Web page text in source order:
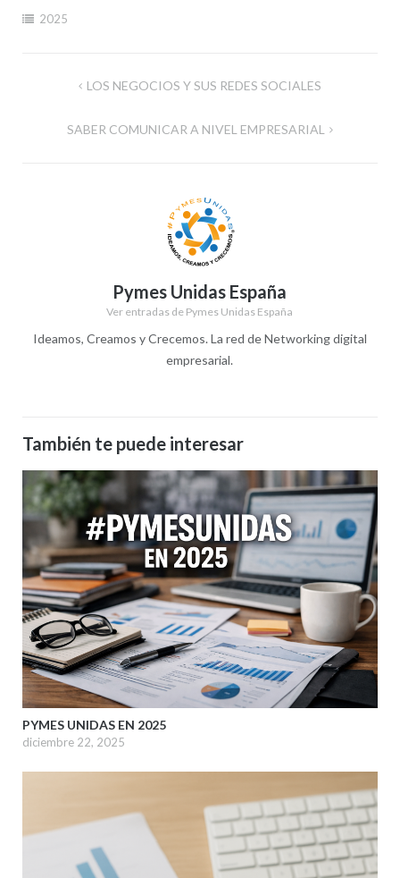
2025
Navegación
entradas
LOS NEGOCIOS Y SUS REDES SOCIALES
SABER COMUNICAR A NIVEL EMPRESARIAL
Pymes Unidas España
Ver entradas de Pymes Unidas España
Ideamos, Creamos y Crecemos. La red de Networking digital
empresarial.
También te puede interesar
PYMES UNIDAS EN 2025
diciembre 22, 2025